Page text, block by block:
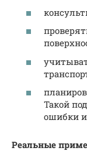
Такой
ошибки и
Реальные